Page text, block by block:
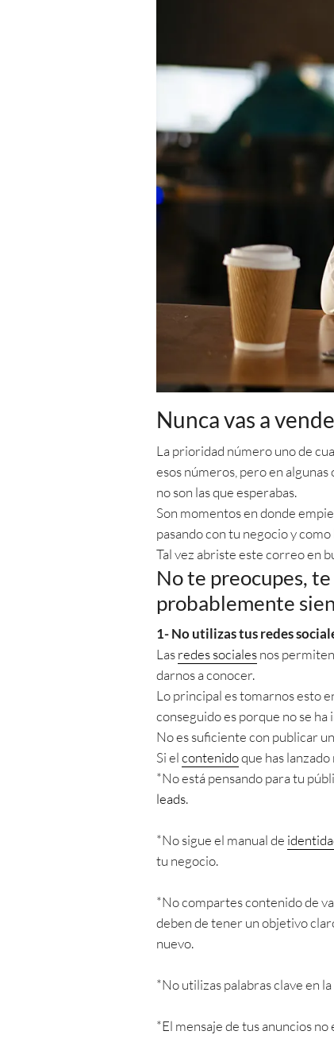
Nunca vas a
La prioridad número uno de
esos números, pero en
no son las que esperabas.
Son momentos en donde
pasando con tu negocio y
Tal vez abriste este correo en
No te preocupes,
probablemente
1- No utilizas tus redes
Lasredes socialesnos
darnos a conocer.
Lo principal es tomarnos esto
conseguido es porque no se
No es suficiente con publicar
Si elcontenidoque has
*No está pensando para tu
leads.
*No sigue el manual de
tu negocio.
*No compartes contenido de
deben de tener un objetivo
nuevo.
*No utilizas palabras clave en
*El mensaje de tus anuncios